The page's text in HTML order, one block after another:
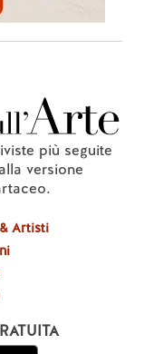
più seguite
versione
Artisti